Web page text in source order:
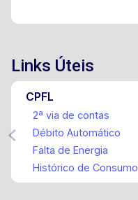
Links Úteis
CPFL
2ª via de contas
Débito Automático
Falta de Energia
Histórico de Consumo